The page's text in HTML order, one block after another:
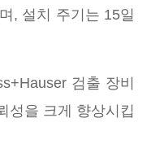
, 설치 주기는 15일
검출 장비
성을 크게 향상시킵